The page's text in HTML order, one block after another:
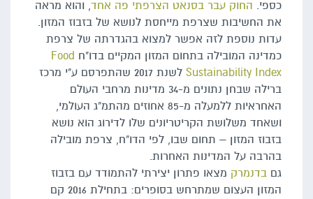
כספי. החוק עבר בסנאט הצרפתי פה אחד, והוא מראה
את החשיבות שצרפת מייחסת לנושא של בזבוז המזון.
עדות נוספת לזה אפשר למצוא בהגדרתה של צרפת
כמדינה המובילה בתחום המזון המקיים בדו"ח Food
Sustainability Index
לשנת 2017 שהתפרסם ע"י מרכז
ברילה שבחן נתונים מ-34 מדינות מרחבי העולם
האחראיות ללמעלה מ-85 אחוזים מהתמ"ג העולמי,
ושאחד משלושת הקריטריונים שלו לדירוג הוא נושא
בזבוז המזון – תחום שבו, לפי הדו"ח, צרפת מובילה
בהרבה על המדינות האחרות.
גם בדנמרק מצאו פתרון יצירתי להתמודד עם בזבוז
המזון העצום שמתרחש בסופרים: בתחילת 2016 קם